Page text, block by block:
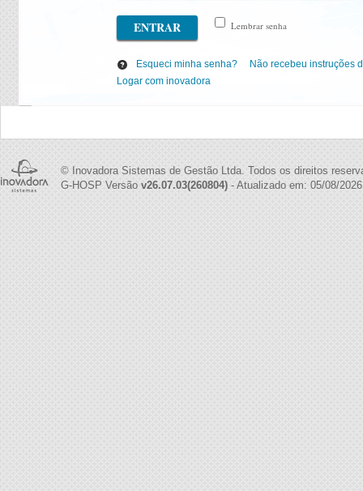
Lembrar senha
Esqueci minha senha?
Não recebeu instruções
Logar com inovadora
© Inovadora Sistemas de Gestão Ltda. Todos os direitos
G-HOSP Versão v26.07.03(260804) - Atualizado em: 05/08/